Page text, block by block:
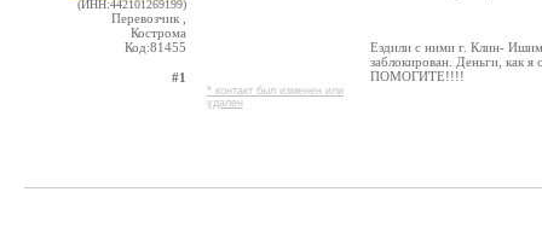
(ИНН:442101269199)
Перевозчик ,
Кострома
Код:81455
#1
* контакт был изменен или
удален
Ездили с ними г. Клин-
заблокирован. Деньги, как
ПОМОГИТЕ!!!!